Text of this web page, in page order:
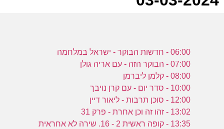
06:00 - חדשות הבוקר - ישראל במלחמה
07:00 - הבוקר הזה - עם אריה גולן
08:00 - קלמן ליברמן
10:00 - סדר יום - עם קרן נויבך
12:00 - סוכן תרבות - ליאור דיין
13:02 - זהו זה וכן אחרת - פרק 31
13:35 - קופה ראשית 2 - 16. שירה לא אחראית